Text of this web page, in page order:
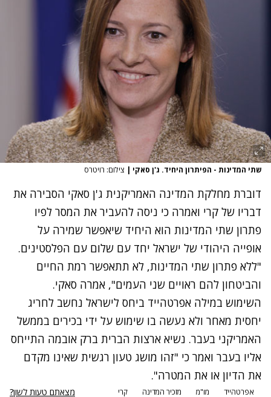
שתי המדינות - הפיתרון היחיד. ג'ן סאקי | צילום: רויטרס
דוברת מחלקת המדינה האמריקנית ג'ן סאקי הסבירה את
דבריו של קרי ואמרה כי ניסה להעביר את המסר לפיו
פתרון שתי המדינות הוא היחיד שיאפשר שמירה על
אופייה היהודי של ישראל יחד עם שלום עם הפלסטינים.
"ללא פתרון שתי המדינות, לא תתאפשר רמת החיים
והביטחון להם ראויים שני העמים", אמרה סאקי.
השימוש במילה אפרטהייד ביחס לישראל נחשב לחריג
יחסית מאחר ולא נעשה בו שימוש על ידי בכירים בממשל
האמריקני בעבר. נשיא ארצות הברית ברק אובמה התייחס
אליו בעבר ואמר כי "זהו מושג טעון רגשית שאינו מקדם
את הדיון או את המטרה".
אפרטהייד מו"מ מזכיר המדינה קרי מצאתם טעות לשון?